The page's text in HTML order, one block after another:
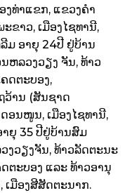
ງທ່າແຂກ, ແຂວງຄຳ
ຂາວ, ເມືອງໄຊທານີ,
ມ ອາຍຸ 24ປີ ຢູ່ບ້ານ
ຫລວງວຽງ ຈັນ, ທ້າວ
ດຕະບອງ,
ວ້ານ (ສັນຊາດ
ອນໜູນ, ເມືອງໄຊທານີ,
ຍຸ 35 ປີຢູ່ບ້ານສົມ
ງວຽງຈັນ, ທ້າວລັດຕະນະ
ຕະບອງ ແລະ ທ້າວອານຸ
ເມືອງສີສັດຕະນາກ.